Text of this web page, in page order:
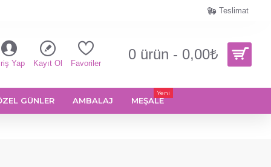
Teslimat
Yap Kayıt Ol Favoriler
0 ürün - 0,00₺
GÜNLER AMBALAJ MEŞALE
Yeni